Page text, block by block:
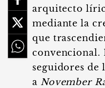
arquitecto
mediante la
que
convencional.
seguidores de
a November